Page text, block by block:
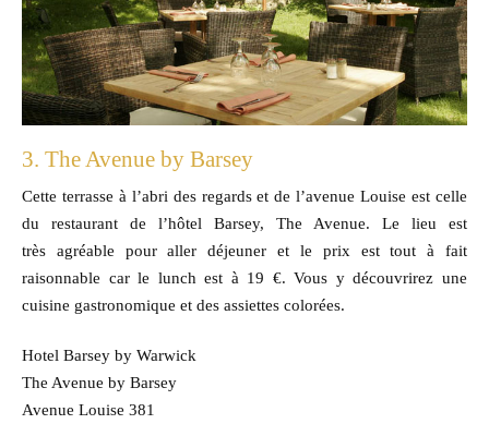
3. The Avenue by Barsey
Cette terrasse à l’abri des regards et de l’avenue Louise est celle
du restaurant de l’hôtel Barsey, The Avenue. Le lieu est
très agréable pour aller déjeuner et le prix est tout à fait
raisonnable car le lunch est à 19 €. Vous y découvrirez une
cuisine gastronomique et des assiettes colorées.
Hotel Barsey by Warwick
The Avenue by Barsey
Avenue Louise 381